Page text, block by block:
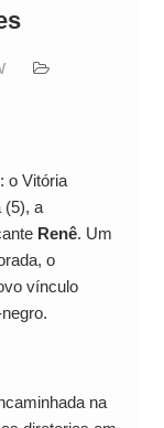
o Vitória
(5), a
Renê. Um
o
vínculo
na